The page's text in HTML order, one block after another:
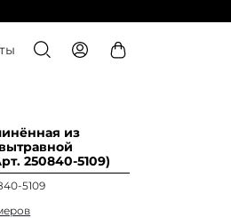
из
250840-5109)
5109